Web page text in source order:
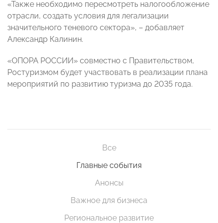
«Также необходимо пересмотреть налогообложение
отрасли, создать условия для легализации
значительного теневого сектора», – добавляет
Александр Калинин.
«ОПОРА РОССИИ» совместно с Правительством,
Ростуризмом будет участвовать в реализации плана
мероприятий по развитию туризма до 2035 года.
Все
Главные события
Анонсы
Важное для бизнеса
Региональное развитие